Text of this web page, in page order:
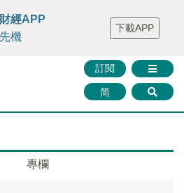
FINMETA 財華證券 媒體矩陣
智庫沙龍
聯絡我們
訂閱
简
經APP
機
下載APP
專欄